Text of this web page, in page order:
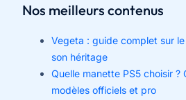
Nos meilleurs contenus
Vegeta : guide complet sur
son héritage
Quelle manette PS5 choisir ?
modèles officiels et pro